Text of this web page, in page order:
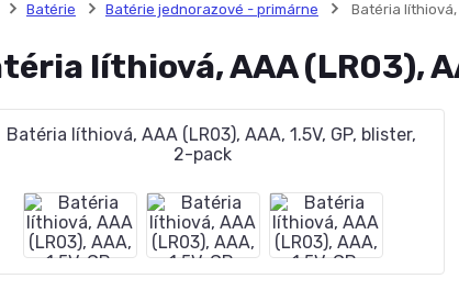
Batérie Batérie jednorazové - primárne Batéria líthiová,
líthiová, AAA (LR03),